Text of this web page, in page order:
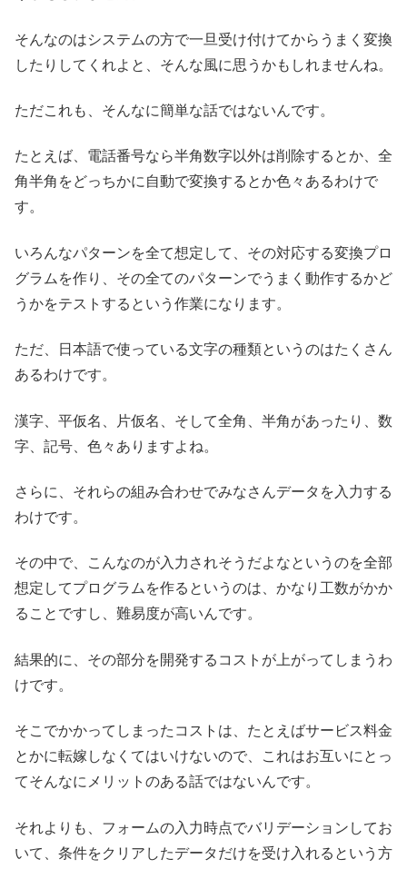
そんなのはシステムの方で一旦受け付けてからうまく変換
したりしてくれよと、そんな風に思うかもしれませんね。
ただこれも、そんなに簡単な話ではないんです。
たとえば、電話番号なら半角数字以外は削除するとか、全
角半角をどっちかに自動で変換するとか色々あるわけで
す。
いろんなパターンを全て想定して、その対応する変換プロ
グラムを作り、その全てのパターンでうまく動作するかど
うかをテストするという作業になります。
ただ、日本語で使っている文字の種類というのはたくさん
あるわけです。
漢字、平仮名、片仮名、そして全角、半角があったり、数
字、記号、色々ありますよね。
さらに、それらの組み合わせでみなさんデータを入力する
わけです。
その中で、こんなのが入力されそうだよなというのを全部
想定してプログラムを作るというのは、かなり工数がかか
ることですし、難易度が高いんです。
結果的に、その部分を開発するコストが上がってしまうわ
けです。
そこでかかってしまったコストは、たとえばサービス料金
とかに転嫁しなくてはいけないので、これはお互いにとっ
てそんなにメリットのある話ではないんです。
それよりも、フォームの入力時点でバリデーションしてお
いて、条件をクリアしたデータだけを受け入れるという方